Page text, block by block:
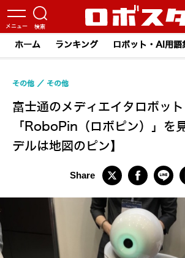
ホーム ランキング ロボット・AI用語
富士通のメディエイタロボット
「RoboPin（ロボピン）」を
デルは地図のピン】
その他 その他